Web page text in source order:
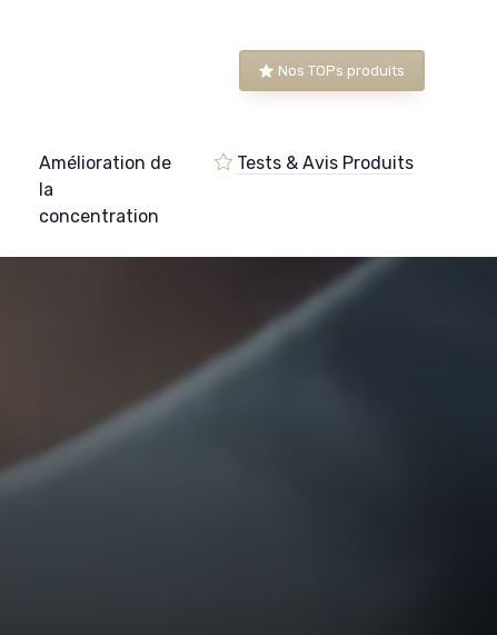
Nos TOPs produits
Amélioration de
la
concentration
Tests & Avis Produits